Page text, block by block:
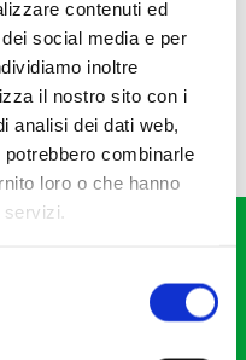
contenuti ed
social media e per
inoltre
il nostro sito con i
analisi dei dati web,
combinarle
loro o che hanno
servizi.